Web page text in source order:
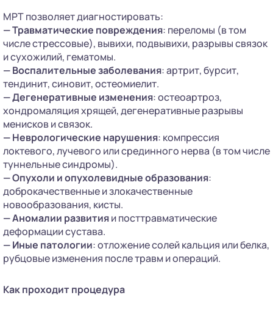
МРТ позволяет диагностировать:
— Травматические повреждения: переломы (в том
числе стрессовые), вывихи, подвывихи, разрывы связок
и сухожилий, гематомы.
— Воспалительные заболевания: артрит, бурсит,
тендинит, синовит, остеомиелит.
— Дегенеративные изменения: остеоартроз,
хондромаляция хрящей, дегенеративные разрывы
менисков и связок.
— Неврологические нарушения: компрессия
локтевого, лучевого или срединного нерва (в том числе
туннельные синдромы).
— Опухоли и опухолевидные образования:
доброкачественные и злокачественные
новообразования, кисты.
— Аномалии развитияи посттравматические
деформации сустава.
— Иные патологии: отложение солей кальция или белка,
рубцовые изменения после травм и операций.
Как проходит процедура